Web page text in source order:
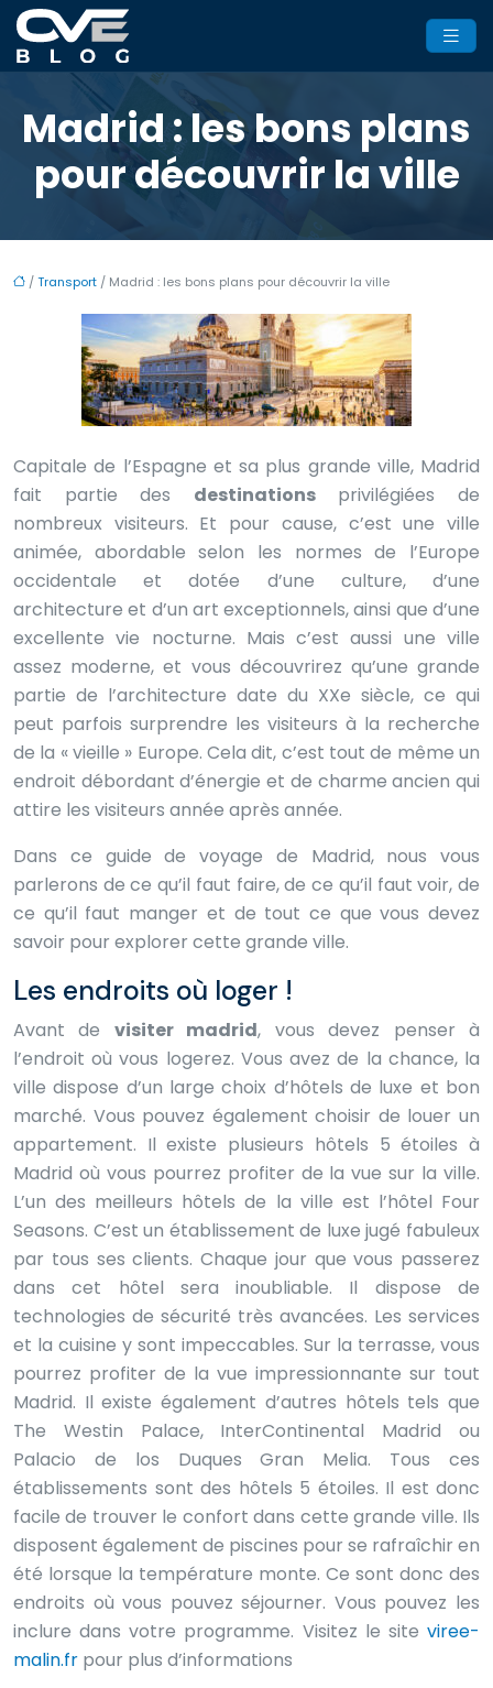
Madrid : les bons plans
pour découvrir la ville
/Transport / Madrid : les bons plans pour découvrir la ville
Capitale de l’Espagne et sa plus grande ville, Madrid
fait partie des destinationsprivilégiées de
nombreux visiteurs. Et pour cause, c’est une ville
animée, abordable selon les normes de l’Europe
occidentale et dotée d’une culture, d’une
architecture et d’un art exceptionnels, ainsi que d’une
excellente vie nocturne. Mais c’est aussi une ville
assez moderne, et vous découvrirez qu’une grande
partie de l’architecture date du XXe siècle, ce qui
peut parfois surprendre les visiteurs à la recherche
de la « vieille » Europe. Cela dit, c’est tout de même un
endroit débordant d’énergie et de charme ancien qui
attire les visiteurs année après année.
Dans ce guide de voyage de Madrid, nous vous
parlerons de ce qu’il faut faire, de ce qu’il faut voir, de
ce qu’il faut manger et de tout ce que vous devez
savoir pour explorer cette grande ville.
Les endroits où loger !
Avant de visiter madrid, vous devez penser à
l’endroit où vous logerez. Vous avez de la chance, la
ville dispose d’un large choix d’hôtels de luxe et bon
marché. Vous pouvez également choisir de louer un
appartement. Il existe plusieurs hôtels 5 étoiles à
Madrid où vous pourrez profiter de la vue sur la ville.
L’un des meilleurs hôtels de la ville est l’hôtel Four
Seasons. C’est un établissement de luxe jugé fabuleux
par tous ses clients. Chaque jour que vous passerez
dans cet hôtel sera inoubliable. Il dispose de
technologies de sécurité très avancées. Les services
et la cuisine y sont impeccables. Sur la terrasse, vous
pourrez profiter de la vue impressionnante sur tout
Madrid. Il existe également d’autres hôtels tels que
The Westin Palace, InterContinental Madrid ou
Palacio de los Duques Gran Melia. Tous ces
établissements sont des hôtels 5 étoiles. Il est donc
facile de trouver le confort dans cette grande ville. Ils
disposent également de piscines pour se rafraîchir en
été lorsque la température monte. Ce sont donc des
endroits où vous pouvez séjourner. Vous pouvez les
inclure dans votre programme. Visitez le site viree-
malin.fr pour plus d’informations